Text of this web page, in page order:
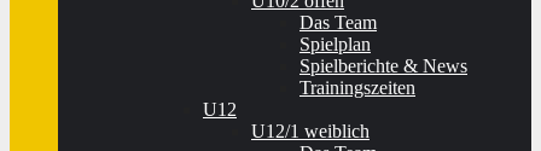
Das Team
Spielplan
Spielberichte & News
Trainingszeiten
U12
U12/1 weiblich